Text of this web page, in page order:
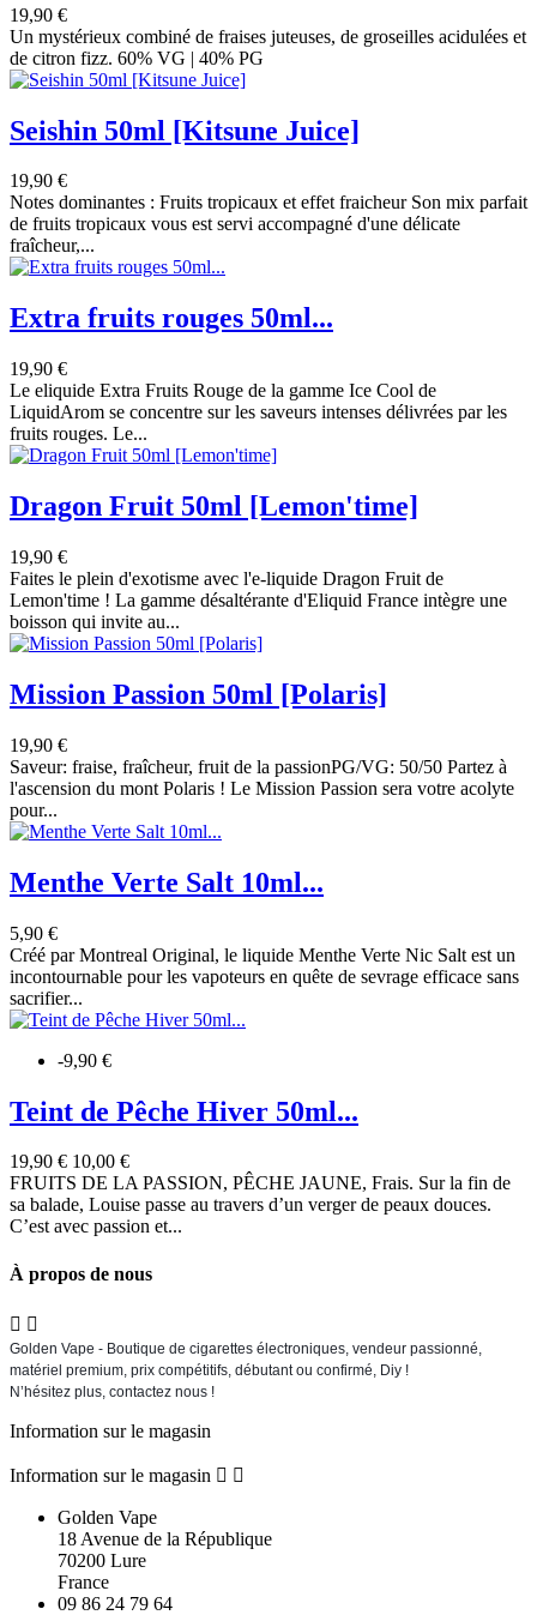
19,90 €
Un mystérieux combiné de fraises juteuses, de groseilles acidulées et
de citron fizz. 60% VG | 40% PG
Seishin 50ml [Kitsune Juice]
19,90 €
Notes dominantes : Fruits tropicaux et effet fraicheur Son mix parfait
de fruits tropicaux vous est servi accompagné d'une délicate
fraîcheur,...
Extra fruits rouges 50ml...
19,90 €
Le eliquide Extra Fruits Rouge de la gamme Ice Cool de
LiquidArom se concentre sur les saveurs intenses délivrées par les
fruits rouges. Le...
Dragon Fruit 50ml [Lemon'time]
19,90 €
Faites le plein d'exotisme avec l'e-liquide Dragon Fruit de
Lemon'time ! La gamme désaltérante d'Eliquid France intègre une
boisson qui invite au...
Mission Passion 50ml [Polaris]
19,90 €
Saveur: fraise, fraîcheur, fruit de la passionPG/VG: 50/50 Partez à
l'ascension du mont Polaris ! Le Mission Passion sera votre acolyte
pour...
Menthe Verte Salt 10ml...
5,90 €
Créé par Montreal Original, le liquide Menthe Verte Nic Salt est un
incontournable pour les vapoteurs en quête de sevrage efficace sans
sacrifier...
-9,90 €
Teint de Pêche Hiver 50ml...
19,90 € 10,00 €
FRUITS DE LA PASSION, PÊCHE JAUNE, Frais. Sur la fin de
sa balade, Louise passe au travers d’un verger de peaux douces.
C’est avec passion et...
À propos de nous
 
Golden Vape - Boutique de cigarettes électroniques, vendeur passionné,
matériel premium, prix compétitifs, débutant ou confirmé, Diy !
N’hésitez plus, contactez nous !
Information sur le magasin
Information sur le magasin  
Golden Vape
18 Avenue de la République
70200 Lure
France
09 86 24 79 64